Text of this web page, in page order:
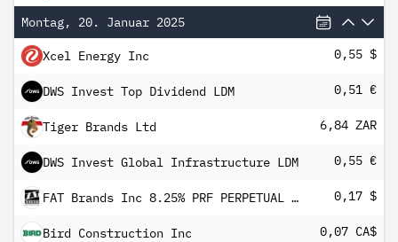
Montag, 20. Januar 2025
Xcel Energy Inc 0,55 $
DWS Invest Top Dividend LDM 0,51 €
Tiger Brands Ltd 6,84 ZAR
DWS Invest Global Infrastructure LDM 0,55 €
FAT Brands Inc 8.25% PRF PERPETUAL USD 25 - Ser B 0,17 $
Bird Construction Inc 0,07 CA$